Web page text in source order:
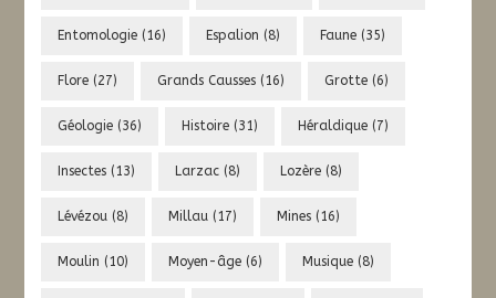
Entomologie (16) Espalion (8) Faune (35)
Flore (27) Grands Causses (16) Grotte (6)
Géologie (36) Histoire (31) Héraldique (7)
Insectes (13) Larzac (8) Lozère (8)
Lévézou (8) Millau (17) Mines (16)
Moulin (10) Moyen-âge (6) Musique (8)